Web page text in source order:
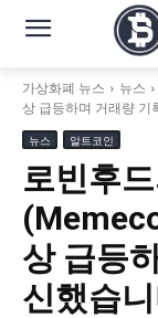
가상화폐 뉴스 뉴스
상 급등하며 거래량 기
뉴스 알트코인
로빈후
상 급등
신했습